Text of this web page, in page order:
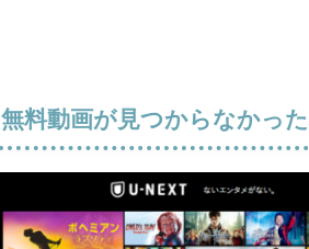
無料動画が見つからなかっ